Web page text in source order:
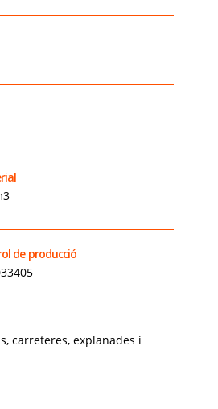
de producció
carreteres, explanades i